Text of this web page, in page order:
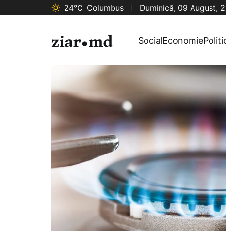
24°C Columbus Duminică, 09 August,
SocialEconomie